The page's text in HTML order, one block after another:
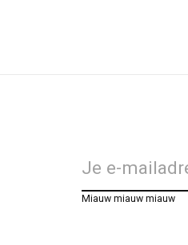
Miauw miauw miauw